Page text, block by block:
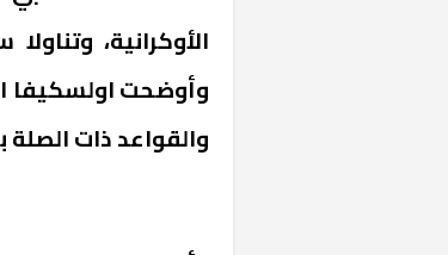
الأوكرانية،
وأوضحت اولسكيفا
والقواعد ذات